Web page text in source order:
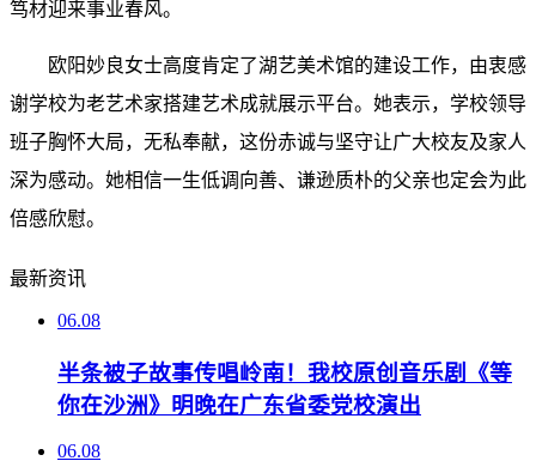
笃材迎来事业春风。
欧阳妙良女士高度肯定了湖艺美术馆的建设工作，由衷感
谢学校为老艺术家搭建艺术成就展示平台。她表示，学校领导
班子胸怀大局，无私奉献，这份赤诚与坚守让广大校友及家人
深为感动。她相信一生低调向善、谦逊质朴的父亲也定会为此
倍感欣慰。
最新资讯
06.08
半条被子故事传唱岭南！我校原创音乐剧《等
你在沙洲》明晚在广东省委党校演出
06.08